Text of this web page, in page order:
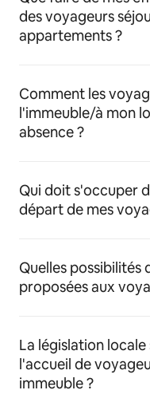
des voyageurs
appartements ?
Comment les
l'immeuble/à mon
absence ?
Qui doit s'occuper
départ de mes
Quelles
proposées aux
La législation
l'accueil de
immeuble ?